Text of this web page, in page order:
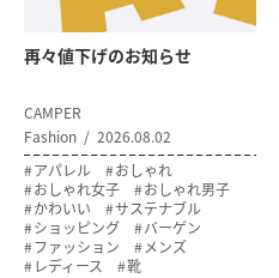
再々値下げのお知らせ
CAMPER
Fashion
2026.08.02
アパレル
おしゃれ
おしゃれ女子
おしゃれ男子
かわいい
サステナブル
ショッピング
バーゲン
ファッション
メンズ
レディース
靴